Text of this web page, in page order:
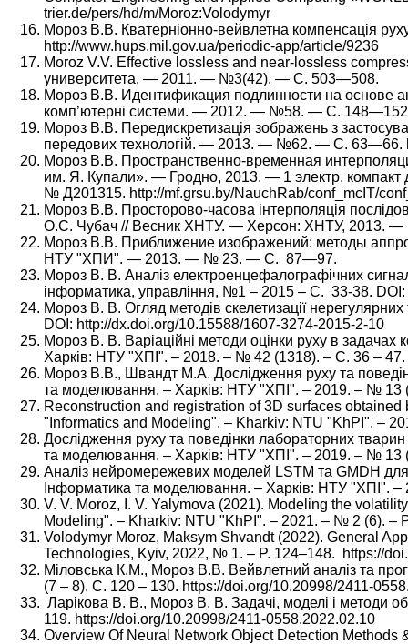
trier.de/pers/hd/m/Moroz:Volodymyr
Мороз В.В. Кватерніонно-вейвлетна компенсація
http://www.hups.mil.gov.ua/periodic-app/article/9236
Moroz V.V. Effective lossless and near-lossless
университета. — 2011. — №3(42). — С. 503—508.
Мороз В.В. Идентификация подлинности на основе
комп’ютерні системи. — 2012. — №58. — С.
Мороз В.В. Передискретизація зображень з
передових технологій. — 2013. — №62. — С. 63—66.
Мороз В.В. Пространственно-временная
им. Я. Купали». — Гродно, 2013. — 1 электр.
№ Д201315. http://mf.grsu.by/NauchRab/conf_mcIT/
Мороз В.В. Просторово-часова інтерполяція
О.С. Чубач // Весник ХНТУ. — Херсон: ХНТУ,
Мороз В.В. Приближение изображений: методы
НТУ "ХПИ". — 2013. — № 23. — С. 87—97.
Мороз В. В. Аналіз електроенцефалографічних
iнформатика, управління, №1 – 2015 – С. 33-38.
Мороз В. В. Огляд методів скелетизації
DOI: http://dx.doi.org/10.15588/1607-3274-2015-2-10
Мороз В. В. Варіаційні методи оцінки руху в
Харків: НТУ "ХПІ". – 2018. – № 42 (1318). – С. 36 –
Мороз В.В., Швандт М.А. Дослідження руху та
та моделювання. – Харків: НТУ "ХПІ". – 2019. – № 13
Reconstruction and registration of 3D surfaces
"Informatics and Modeling". – Kharkiv: NTU "KhPI". –
Дослідження руху та поведінки лабораторних
та моделювання. – Харків: НТУ "ХПІ". – 2019. – № 13
Аналіз нейромережевих моделей LSTM та GMDH
Інформатика та моделювання. – Харків: НТУ "ХПІ".
V. V. Moroz, I. V. Yalymova (2021). Modeling the
Modeling". – Kharkiv: NTU "KhPI". – 2021. – № 2 (6). –
Volodymyr Moroz, Maksym Shvandt (2022). General
Technologies, Kyiv, 2022, № 1. – P. 124–148. https://
Міловська К.М., Мороз В.В. Вейвлетний аналіз та
(7 – 8). С. 120 – 130. https://doi.org/10.20998/2411-
Ларікова В. В., Мороз В. В. Задачі, моделі і методи
119. https://doi.org/10.20998/2411-0558.2022.02.10
Overview Of Neural Network Object Detection Methods